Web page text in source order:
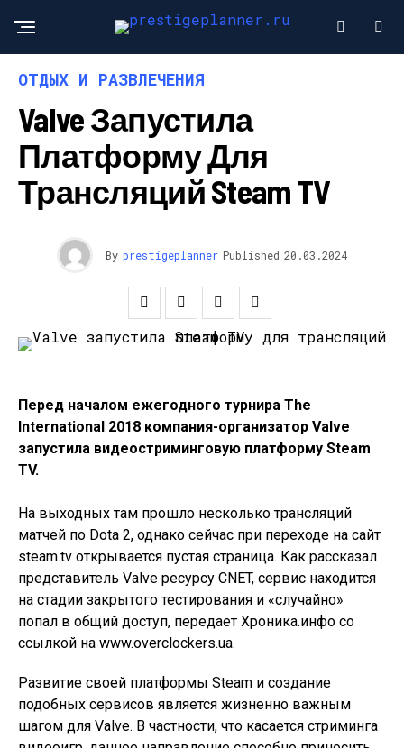
ОТДЫХ И РАЗВЛЕЧЕНИЯ
Valve Запустила
Платформу Для
Трансляций Steam TV
By prestigeplanner Published 20.03.2024
Перед началом ежегодного турнира The
International 2018 компания-организатор Valve
запустила видеостриминговую платформу Steam
TV.
На выходных там прошло несколько трансляций
матчей по Dota 2, однако сейчас при переходе на сайт
steam.tv открывается пустая страница. Как рассказал
представитель Valve ресурсу CNET, сервис находится
на стадии закрытого тестирования и «случайно»
попал в общий доступ, передает Хроника.инфо со
ссылкой на www.overclockers.ua.
Развитие своей платформы Steam и создание
подобных сервисов является жизненно важным
шагом для Valve. В частности, что касается стриминга